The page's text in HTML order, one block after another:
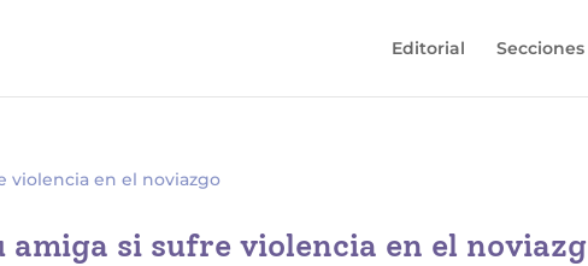
Editorial Secciones
amiga si sufre violencia en el